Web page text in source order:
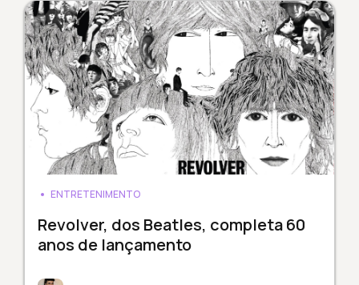
ENTRETENIMENTO
Revolver, dos Beatles, completa 60
anos de lançamento